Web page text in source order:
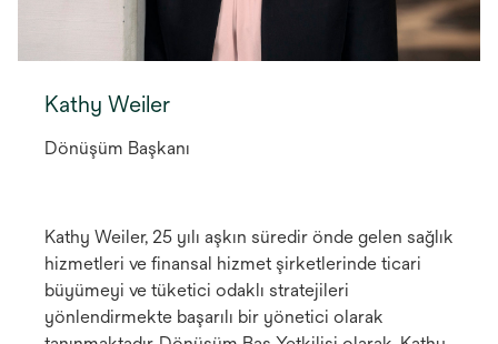
Kathy Weiler
Dönüşüm Başkanı
Kathy Weiler, 25 yılı aşkın süredir önde gelen sağlık
hizmetleri ve finansal hizmet şirketlerinde ticari
büyümeyi ve tüketici odaklı stratejileri
yönlendirmekte başarılı bir yönetici olarak